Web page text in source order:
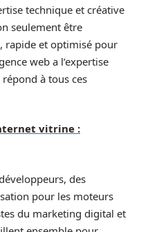
technique et créative
seulement être
rapide et optimisé pour
web a l’expertise
à tous ces
vitrine :
des
pour les moteurs
du marketing digital et